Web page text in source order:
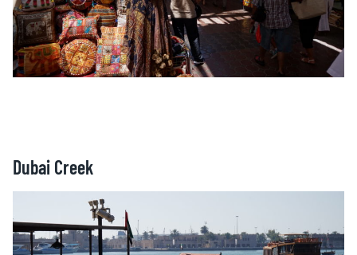
Dubai Creek